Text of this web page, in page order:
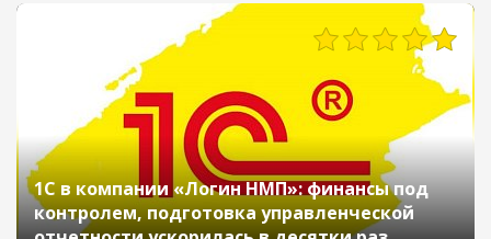
1С в компании «Логин НМП»: финансы под
контролем, подготовка управленческой